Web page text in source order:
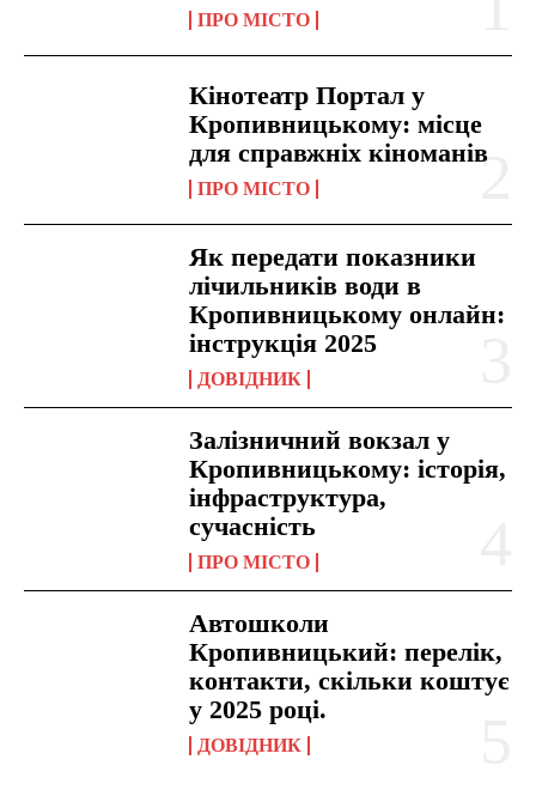
ПРО МІСТО
Кінотеатр Портал у
Кропивницькому: місце
для справжніх кіноманів
ПРО МІСТО
Як передати показники
лічильників води в
Кропивницькому онлайн:
інструкція 2025
ДОВІДНИК
Залізничний вокзал у
Кропивницькому: історія,
інфраструктура,
сучасність
ПРО МІСТО
Автошколи
Кропивницький: перелік,
контакти, скільки коштує
у 2025 році.
ДОВІДНИК